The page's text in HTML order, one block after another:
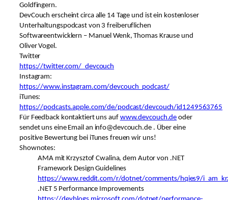
Goldfingern.
DevCouch erscheint circa alle 14 Tage und ist ein kostenloser
Unterhaltungspodcast von 3 freiberuflichen
Softwareentwicklern – Manuel Wenk, Thomas Krause und
Oliver Vogel.
Twitter
https://twitter.com/_devcouch
Instagram:
https://www.instagram.com/devcouch_podcast/
iTunes:
https://podcasts.apple.com/de/podcast/devcouch/id1249563765
Für Feedback kontaktiert uns auf www.devcouch.de oder
sendet uns eine Email an info@devcouch.de . Über eine
positive Bewertung bei iTunes freuen wir uns!
Shownotes:
AMA mit Krzysztof Cwalina, dem Autor von .NET
Framework Design Guidelines
https://www.reddit.com/r/dotnet/comments/hqies9/
.NET 5 Performance Improvements